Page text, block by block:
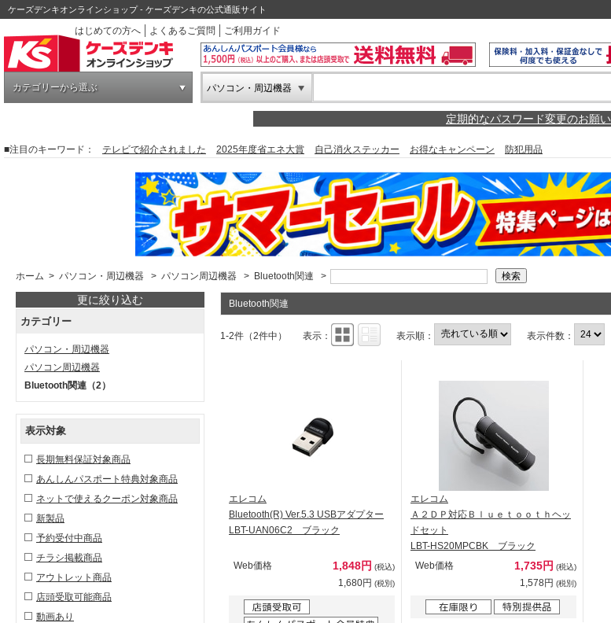
ケーズデンキオンラインショップ - ケーズデンキの公式通販サイト
はじめての方へ
よくあるご質問 ご利用ガイド
カテゴリーから選ぶ パソコン・周辺機器
定期的なパスワード変更のお願い
■注目のキーワード： テレビで紹介されました 2025年度省エネ大賞 自己消火ステッカー お得なキャンペーン 防犯用品
ホーム > パソコン・周辺機器 > パソコン周辺機器 > Bluetooth関連 >
更に絞り込む
カテゴリー
パソコン・周辺機器
パソコン周辺機器
Bluetooth関連 （2）
表示対象
長期無料保証対象商品
あんしんパスポート特典対象商品
ネットで使えるクーポン対象商品
新製品
予約受付中商品
チラシ掲載商品
アウトレット商品
店頭受取可能商品
動画あり
Bluetooth関連
1-2件（2件中） 表示： 表示順： 表示件数：
エレコム
Bluetooth(R) Ver.5.3 USBアダプター
LBT-UAN06C2 ブラック
Web価格 1,848円 (税込)
1,680円 (税別)
エレコム
Ａ２ＤＰ対応Ｂｌｕｅｔｏｏｔｈヘッ
ドセット
LBT-HS20MPCBK ブラック
Web価格
1,735円 (税込)
1,578円 (税別)